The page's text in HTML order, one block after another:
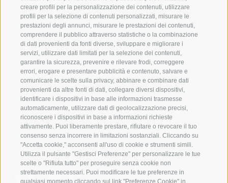
creare profili per la personalizzazione dei contenuti, utilizzare
profili per la selezione di contenuti personalizzati, misurare le
prestazioni degli annunci, misurare le prestazioni dei contenuti,
comprendere il pubblico attraverso statistiche o la combinazione
di dati provenienti da fonti diverse, sviluppare e migliorare i
servizi, utilizzare dati limitati per la selezione dei contenuti,
garantire la sicurezza, prevenire e rilevare frodi, correggere
errori, erogare e presentare pubblicità e contenuto, salvare e
comunicare le scelte sulla privacy, abbinare e combinare dati
provenienti da altre fonti di dati, collegare diversi dispositivi,
identificare i dispositivi in base alle informazioni trasmesse
automaticamente, utilizzare dati di geolocalizzazione precisi,
riconoscere i dispositivi in base a informazioni richieste
attivamente. Puoi liberamente prestare, rifiutare o revocare il tuo
consenso senza incorrere in limitazioni sostanziali. Cliccando su
"Accetta cookie," acconsenti all'uso di cookie e strumenti simili.
Utilizza il pulsante "Gestisci Preferenze" per personalizzare le tue
scelte o "Rifiuta tutto" per proseguire senza cookie non
strettamente necessari. Puoi modificare le tue preferenze in
qualsiasi momento cliccando sul link "Preferenze Cookie" in
Mettetevi in contatto con
noi
IDM Südtirol - Alto Adige
+39 0471 094 000
info[at]idm-suedtirol.com
idm[at]pec.idm-suedtirol.com
SCRIVICI
DOVE SIAMO